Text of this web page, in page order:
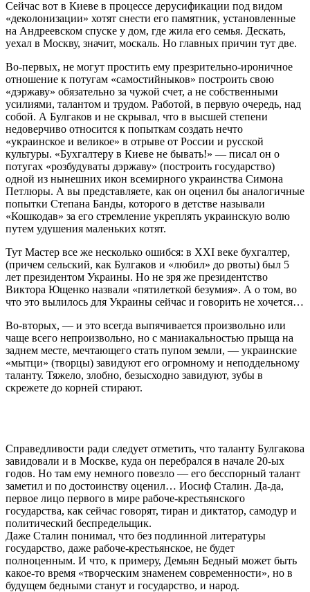
Сейчас вот в Киеве в процессе дерусификации под видом
«деколонизации» хотят снести его памятник, установленные
на Андреевском спуске у дом, где жила его семья. Дескать,
уехал в Москву, значит, москаль. Но главных причин тут две.
Во-первых, не могут простить ему презрительно-ироничное
отношение к потугам «самостийныков» построить свою
«дэржаву» обязательно за чужой счет, а не собственными
усилиями, талантом и трудом. Работой, в первую очередь, над
собой. А Булгаков и не скрывал, что в высшей степени
недоверчиво относится к попыткам создать нечто
«украинское и великое» в отрыве от России и русской
культуры. «Бухгалтеру в Киеве не бывать!» — писал он о
потугах «розбудуваты дэржаву» (построить государство)
одной из нынешних икон всемирного украинства Симона
Петлюры. А вы представляете, как он оценил бы аналогичные
попытки Степана Банды, которого в детстве называли
«Кошкодав» за его стремление укреплять украинскую волю
путем удушения маленьких котят.
Тут Мастер все же несколько ошибся: в XXI веке бухгалтер,
(причем сельский, как Булгаков и «любил» до рвоты) был 5
лет президентом Украины. Но не зря же президентство
Виктора Ющенко назвали «пятилеткой безумия». А о том, во
что это вылилось для Украины сейчас и говорить не хочется…
Во-вторых, — и это всегда выпячивается произвольно или
чаще всего непроизвольно, но с маниакальностью прыща на
заднем месте, мечтающего стать пупом земли, — украинские
«мытци» (творцы) завидуют его огромному и неподдельному
таланту. Тяжело, злобно, безысходно завидуют, зубы в
скрежете до корней стирают.
Справедливости ради следует отметить, что таланту Булгакова
завидовали и в Москве, куда он перебрался в начале 20-ых
годов. Но там ему немного повезло — его бесспорный талант
заметил и по достоинству оценил… Иосиф Сталин. Да-да,
первое лицо первого в мире рабоче-крестьянского
государства, как сейчас говорят, тиран и диктатор, самодур и
политический беспредельщик.
Даже Сталин понимал, что без подлинной литературы
государство, даже рабоче-крестьянское, не будет
полноценным. И что, к примеру, Демьян Бедный может быть
какое-то время «творческим знаменем современности», но в
будущем бедными станут и государство, и народ.